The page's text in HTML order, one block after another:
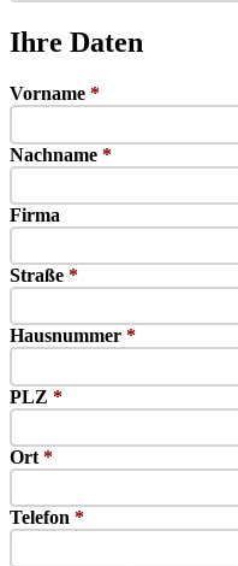
Ihre Daten
Vorname *
Nachname *
Firma
Straße *
Hausnummer *
PLZ *
Ort *
Telefon *